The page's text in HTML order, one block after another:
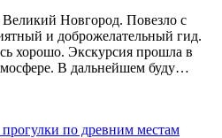
Великий Новгород. Повезло с
и доброжелательный гид.
хорошо. Экскурсия прошла в
В дальнейшем буду…
по древним местам